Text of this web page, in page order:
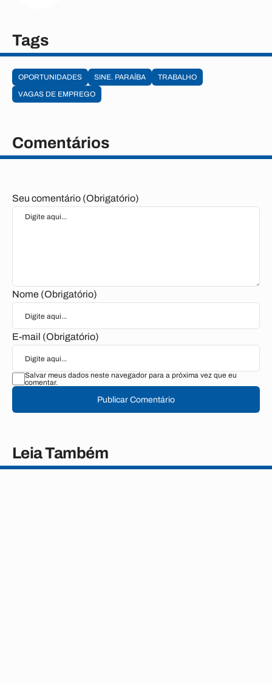
Tags
OPORTUNIDADES SINE. PARAÍBA
TRABALHO
VAGAS DE EMPREGO
Comentários
Seu comentário (Obrigatório)
Nome (Obrigatório)
E-mail (Obrigatório)
Salvar meus dados neste navegador para a próxima vez que eu
comentar.
Publicar Comentário
Leia Também